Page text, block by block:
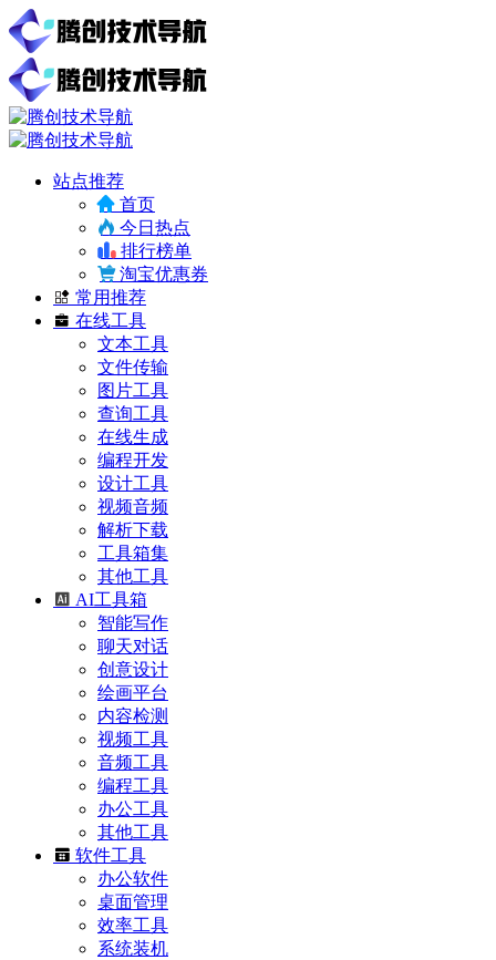
站点推荐
首页
今日热点
排行榜单
淘宝优惠券
常用推荐
在线工具
文本工具
文件传输
图片工具
查询工具
在线生成
编程开发
设计工具
视频音频
解析下载
工具箱集
其他工具
AI工具箱
智能写作
聊天对话
创意设计
绘画平台
内容检测
视频工具
音频工具
编程工具
办公工具
其他工具
软件工具
办公软件
桌面管理
效率工具
系统装机